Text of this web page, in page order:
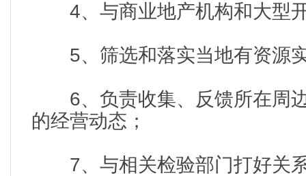
4、与商业地产机构和大型
5、筛选和落实当地有资源
6、负责收集、反馈所在周
的经营动态；
7、与相关检验部门打好关